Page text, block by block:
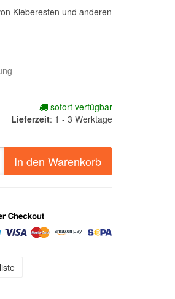
Kleberesten und anderen
sofort verfügbar
Lieferzeit: 1 - 3 Werktage
In den Warenkorb